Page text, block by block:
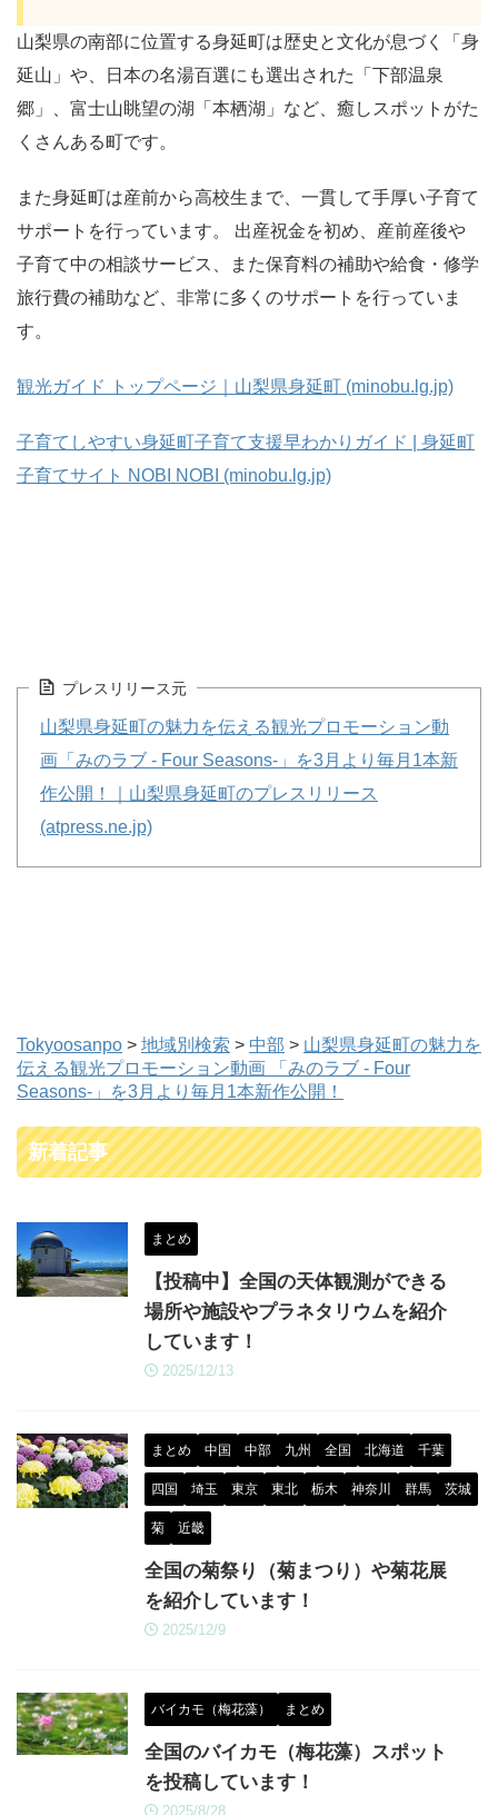
山梨県の南部に位置する身延町は歴史と文化が息づく「身
延山」や、日本の名湯百選にも選出された「下部温泉
郷」、富士山眺望の湖「本栖湖」など、癒しスポットがた
くさんある町です。
また身延町は産前から高校生まで、一貫して手厚い子育て
サポートを行っています。 出産祝金を初め、産前産後や
子育て中の相談サービス、また保育料の補助や給食・修学
旅行費の補助など、非常に多くのサポートを行っていま
す。
観光ガイド トップページ｜山梨県身延町 (minobu.lg.jp)
子育てしやすい身延町子育て支援早わかりガイド | 身延町
子育てサイト NOBI NOBI (minobu.lg.jp)
プレスリリース元
山梨県身延町の魅力を伝える観光プロモーション動
画「みのラブ - Four Seasons-」を3月より毎月1本新
作公開！｜山梨県身延町のプレスリリース
(atpress.ne.jp)
Tokyoosanpo > 地域別検索 > 中部 > 山梨県身延町の魅力を
伝える観光プロモーション動画 「みのラブ - Four
Seasons-」を3月より毎月1本新作公開！
新着記事
まとめ
【投稿中】全国の天体観測ができる
場所や施設やプラネタリウムを紹介
しています！
2025/12/13
まとめ 中国 中部 九州 全国 北海道 千葉
四国 埼玉 東京 東北 栃木 神奈川 群馬 茨城
菊 近畿
全国の菊祭り（菊まつり）や菊花展
を紹介しています！
2025/12/9
バイカモ（梅花藻） まとめ
全国のバイカモ（梅花藻）スポット
を投稿しています！
2025/8/28